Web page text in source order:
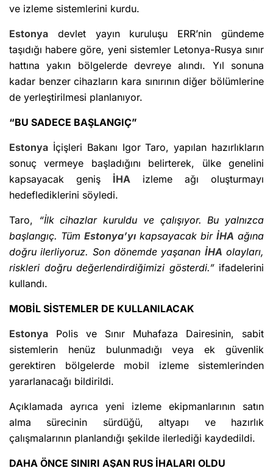
ve izleme sistemlerini kurdu.
Estonya devlet yayın kuruluşu ERR’nin gündeme
taşıdığı habere göre, yeni sistemler Letonya-Rusya sınır
hattına yakın bölgelerde devreye alındı. Yıl sonuna
kadar benzer cihazların kara sınırının diğer bölümlerine
de yerleştirilmesi planlanıyor.
“BU SADECE BAŞLANGIÇ”
Estonya İçişleri Bakanı Igor Taro, yapılan hazırlıkların
sonuç vermeye başladığını belirterek, ülke genelini
kapsayacak geniş İHA izleme ağı oluşturmayı
hedeflediklerini söyledi.
Taro, “İlk cihazlar kuruldu ve çalışıyor. Bu yalnızca
başlangıç. Tüm Estonya’yı kapsayacak bir İHA ağına
doğru ilerliyoruz. Son dönemde yaşanan İHA olayları,
riskleri doğru değerlendirdiğimizi gösterdi.”ifadelerini
kullandı.
MOBİL SİSTEMLER DE KULLANILACAK
Estonya Polis ve Sınır Muhafaza Dairesinin, sabit
sistemlerin henüz bulunmadığı veya ek güvenlik
gerektiren bölgelerde mobil izleme sistemlerinden
yararlanacağı bildirildi.
Açıklamada ayrıca yeni izleme ekipmanlarının satın
alma sürecinin sürdüğü, altyapı ve hazırlık
çalışmalarının planlandığı şekilde ilerlediği kaydedildi.
DAHA ÖNCE SINIRI AŞAN RUS İHALARI OLDU